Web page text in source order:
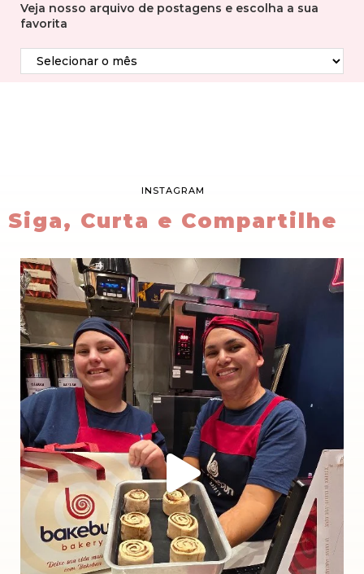
Veja nosso arquivo de postagens e escolha a sua
favorita
INSTAGRAM
Siga, Curta e Compartilhe